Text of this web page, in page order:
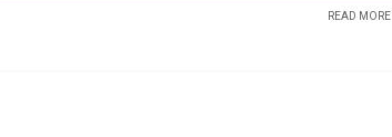
READ MORE